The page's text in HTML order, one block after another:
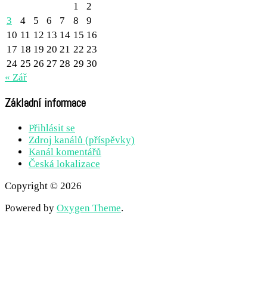
1
2
3
4 5 6 7 8
9
10 11 12 13 14 15 16
17 18 19 20 21 22 23
24 25 26 27 28 29 30
« Zář
Základní informace
Přihlásit se
Zdroj kanálů (příspěvky)
Kanál komentářů
Česká lokalizace
Copyright © 2026
Powered by Oxygen Theme.